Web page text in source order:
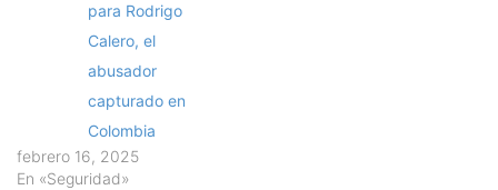
para Rodrigo
Calero, el
abusador
capturado en
Colombia
febrero 16, 2025
En «Seguridad»